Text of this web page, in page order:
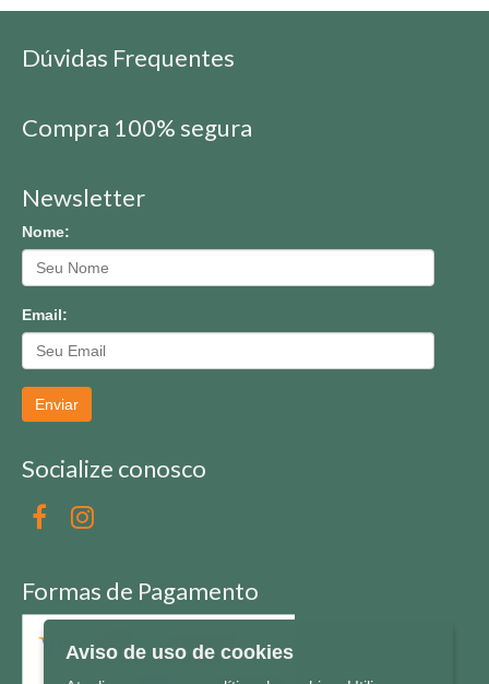
Dúvidas Frequentes
Compra 100% segura
Newsletter
Nome:
Email:
Enviar
Socialize conosco
Formas de Pagamento
Aviso de uso de cookies